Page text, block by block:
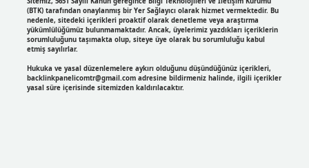
(BTK) tarafından onaylanmış bir Yer Sağlayıcı olarak hizmet vermektedir. Bu
nedenle, sitedeki içerikleri proaktif olarak denetleme veya araştırma
yükümlülüğümüz bulunmamaktadır. Ancak, üyelerimiz yazdıkları içeriklerin
sorumluluğunu taşımakta olup, siteye üye olarak bu sorumluluğu kabul
etmiş sayılırlar.
Hukuka ve yasal düzenlemelere aykırı olduğunu düşündüğünüz içerikleri,
backlinkpanelicomtr@gmail.comadresine bildirmeniz halinde, ilgili içerikler
yasal süre içerisinde sitemizden kaldırılacaktır.